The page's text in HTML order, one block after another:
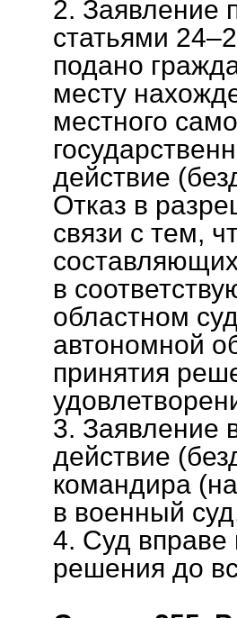
2. Заявление
статьями
подано
месту
местного
действие
Отказ в
связи с тем,
в
областном
автономной
принятия
3. Заявление
действие
командира
в военный
4. Суд вправе
решения до